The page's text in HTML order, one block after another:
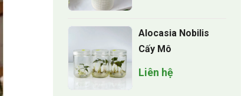
Alocasia Nobilis
Cấy Mô
Liên hệ